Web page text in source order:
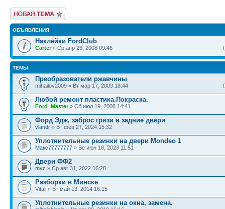
Новая тема
ОБЪЯВЛЕНИЯ
Наклейки FordClub
Carter» Ср апр 23, 2008 09:46
ТЕМЫ
Преобразователи ржавчины
mihailov2009 » Вт мар 17, 2009 18:44
Любой ремонт пластика.Покраска.
Ford_Master» Сб июл 19, 2008 14:41
Форд Эдж, заброс грязи в задние двери
vlandr » Вт фев 27, 2024 15:32
Уплотнительные резинки на двери Mondeo 1
Макс77777777 » Вс июн 18, 2023 11:51
Двери ФФ2
myc » Ср авг 31, 2022 16:28
Разборки в Минске
Vitali » Вт май 13, 2014 16:15
Уплотнительные резинки на окна, замена.